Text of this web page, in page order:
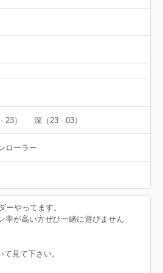
23） 深（23 - 03）
ローラー
ーやってます。
率が高い方ぜひ一緒に遊びません
見て下さい。